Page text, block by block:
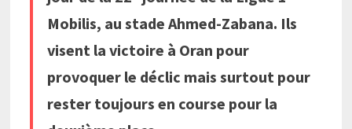
Mobilis, au stade Ahmed-Zabana. Ils
visent la victoire à Oran pour
provoquer le déclic mais surtout pour
rester toujours en course pour la